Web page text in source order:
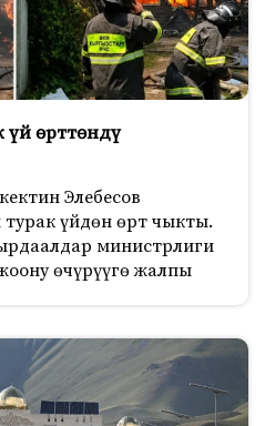
үй өрттөндү
Элебесов
үйдөн өрт чыкты.
министрлиги
өчүрүүгө жалпы